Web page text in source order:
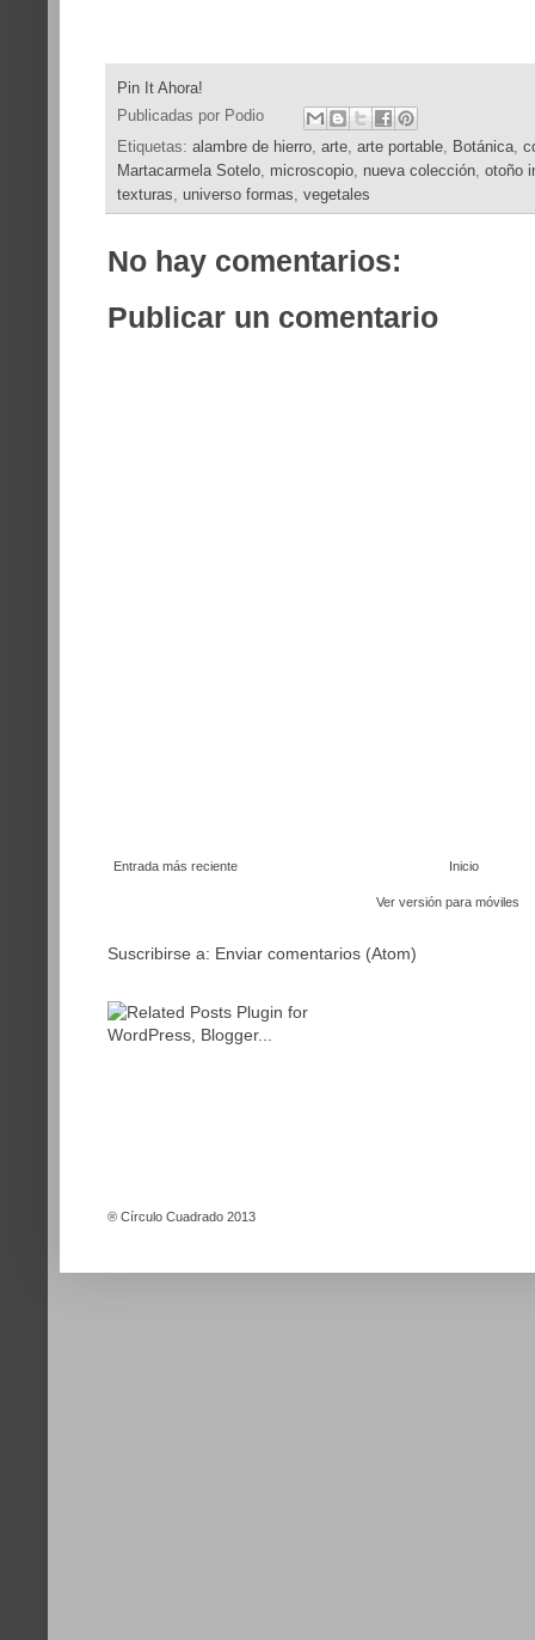
Pin It Ahora!
Publicadas por Podio
Etiquetas: alambre de hierro arte arte portable Botánica
Martacarmela Sotelo
microscopio nueva colección otoño
texturas
universo formas vegetales
No hay comentarios:
Publicar un comentario
Entrada más reciente Inicio
Ver versión para móviles
Suscribirse a: Enviar comentarios (Atom)
® Círculo Cuadrado 2013